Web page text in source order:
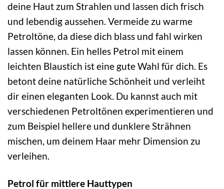
deine Haut zum Strahlen und lassen dich frisch
und lebendig aussehen. Vermeide zu warme
Petroltöne, da diese dich blass und fahl wirken
lassen können. Ein helles Petrol mit einem
leichten Blaustich ist eine gute Wahl für dich. Es
betont deine natürliche Schönheit und verleiht
dir einen eleganten Look. Du kannst auch mit
verschiedenen Petroltönen experimentieren und
zum Beispiel hellere und dunklere Strähnen
mischen, um deinem Haar mehr Dimension zu
verleihen.
Petrol für mittlere Hauttypen